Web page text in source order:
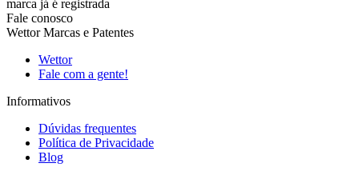
marca já é registrada
Fale conosco
Wettor Marcas e Patentes
Wettor
Fale com a gente!
Informativos
Dúvidas frequentes
Política de Privacidade
Blog